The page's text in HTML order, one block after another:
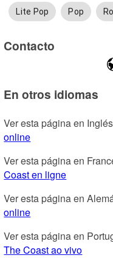
Lite Pop Pop
Contacto
En otros idiomas
Ver esta página en
online
Ver esta página en
Coast en ligne
Ver esta página en
online
Ver esta página en
The Coast ao vivo